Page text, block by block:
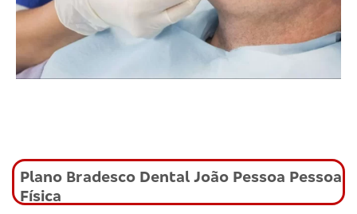
Plano Bradesco Dental João Pessoa Pessoa
Física